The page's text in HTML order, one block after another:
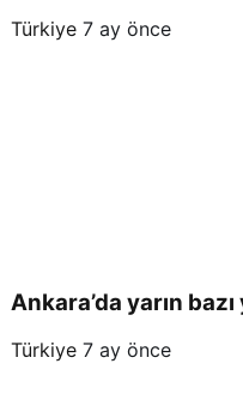
Türkiye 7 ay önce
Ankara’da yarın
Türkiye 7 ay önce